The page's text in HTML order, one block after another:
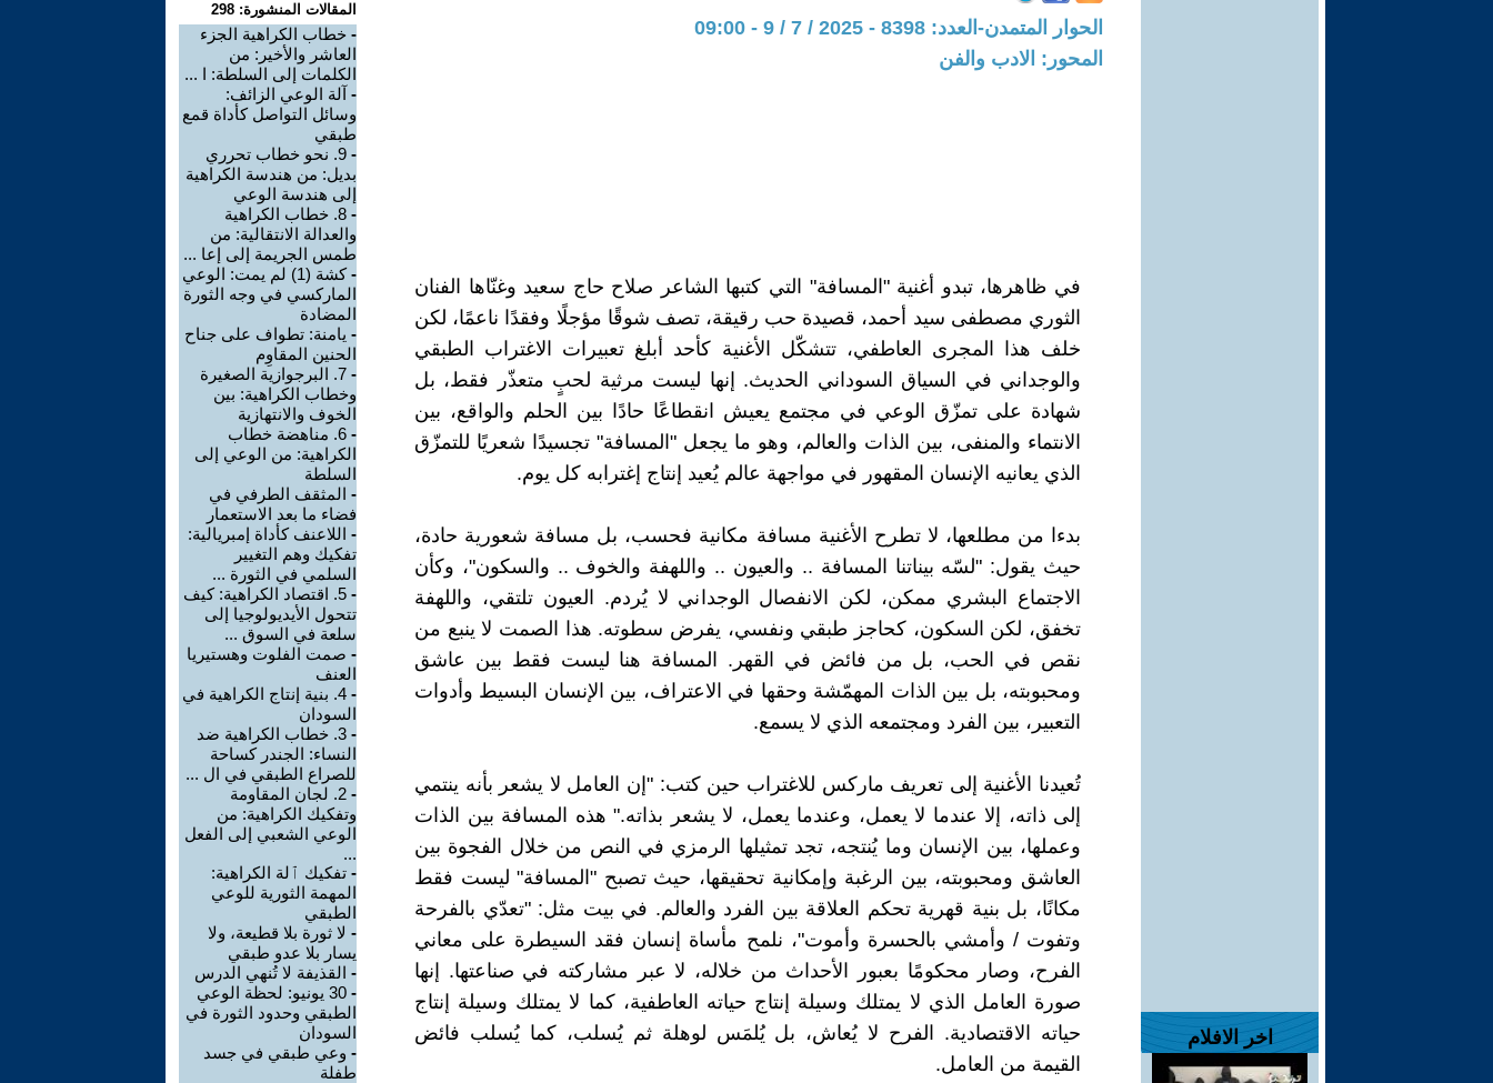
اخر الافلام
الحوار المتمدن-العدد: 8398 - 2025 / 7 / 9 - 09:00
المحور: الادب والفن
في ظاهرها، تبدو أغنية "المسافة" التي كتبها الشاعر صلاح حاج سعيد وغنّاها الفنان
الثوري مصطفى سيد أحمد، قصيدة حب رقيقة، تصف شوقًا مؤجلًا وفقدًا ناعمًا، لكن
خلف هذا المجرى العاطفي، تتشكّل الأغنية كأحد أبلغ تعبيرات الاغتراب الطبقي
والوجداني في السياق السوداني الحديث. إنها ليست مرثية لحبٍ متعذّر فقط، بل
شهادة على تمزّق الوعي في مجتمع يعيش انقطاعًا حادًا بين الحلم والواقع، بين
الانتماء والمنفى، بين الذات والعالم، وهو ما يجعل "المسافة" تجسيدًا شعريًا للتمزّق
الذي يعانيه الإنسان المقهور في مواجهة عالم يُعيد إنتاج إغترابه كل يوم.
بدءا من مطلعها، لا تطرح الأغنية مسافة مكانية فحسب، بل مسافة شعورية حادة،
حيث يقول: "لسّه بيناتنا المسافة .. والعيون .. واللهفة والخوف .. والسكون"، وكأن
الاجتماع البشري ممكن، لكن الانفصال الوجداني لا يُردم. العيون تلتقي، واللهفة
تخفق، لكن السكون، كحاجز طبقي ونفسي، يفرض سطوته. هذا الصمت لا ينبع من
نقص في الحب، بل من فائض في القهر. المسافة هنا ليست فقط بين عاشق
ومحبوبته، بل بين الذات المهمّشة وحقها في الاعتراف، بين الإنسان البسيط وأدوات
التعبير، بين الفرد ومجتمعه الذي لا يسمع.
تُعيدنا الأغنية إلى تعريف ماركس للاغتراب حين كتب: "إن العامل لا يشعر بأنه ينتمي
إلى ذاته، إلا عندما لا يعمل، وعندما يعمل، لا يشعر بذاته." هذه المسافة بين الذات
وعملها، بين الإنسان وما يُنتجه، تجد تمثيلها الرمزي في النص من خلال الفجوة بين
العاشق ومحبوبته، بين الرغبة وإمكانية تحقيقها، حيث تصبح "المسافة" ليست فقط
مكانًا، بل بنية قهرية تحكم العلاقة بين الفرد والعالم. في بيت مثل: "تعدّي بالفرحة
وتفوت / وأمشي بالحسرة وأموت"، نلمح مأساة إنسان فقد السيطرة على معاني
الفرح، وصار محكومًا بعبور الأحداث من خلاله، لا عبر مشاركته في صناعتها. إنها
صورة العامل الذي لا يمتلك وسيلة إنتاج حياته العاطفية، كما لا يمتلك وسيلة إنتاج
حياته الاقتصادية. الفرح لا يُعاش، بل يُلمَس لوهلة ثم يُسلب، كما يُسلب فائض
القيمة من العامل.
المقالات المنشورة: 298
- خطاب الكراهية الجزء
العاشر والأخير: من
الكلمات إلى السلطة: ا ...
- آلة الوعي الزائف:
وسائل التواصل كأداة قمع
طبقي
-
9. نحو خطاب تحرري
بديل: من هندسة الكراهية
إلى هندسة الوعي
-
8. خطاب الكراهية
والعدالة الانتقالية: من
طمس الجريمة إلى إعا ...
-
كشة (1) لم يمت: الوعي
الماركسي في وجه الثورة
المضادة
- يامنة: تطواف على جناح
الحنين المقاوِم
-
7. البرجوازية الصغيرة
وخطاب الكراهية: بين
الخوف والانتهازية
-
6. مناهضة خطاب
الكراهية: من الوعي إلى
السلطة
- المثقف الطرفي في
فضاء ما بعد الاستعمار
- اللاعنف كأداة إمبريالية:
تفكيك وهم التغيير
السلمي في الثورة ...
-
5. اقتصاد الكراهية: كيف
تتحول الأيديولوجيا إلى
سلعة في السوق ...
- صمت الفلوت وهستيريا
العنف
-
4. بنية إنتاج الكراهية في
السودان
-
3. خطاب الكراهية ضد
النساء: الجندر كساحة
للصراع الطبقي في ال ...
-
2. لجان المقاومة
وتفكيك الكراهية: من
الوعي الشعبي إلى الفعل
...
- تفكيك ٱلة الكراهية:
المهمة الثورية للوعي
الطبقي
- لا ثورة بلا قطيعة، ولا
يسار بلا عدو طبقي
- القذيفة لا تُنهي الدرس
-
30 يونيو: لحظة الوعي
الطبقي وحدود الثورة في
السودان
- وعي طبقي في جسد
طفلة